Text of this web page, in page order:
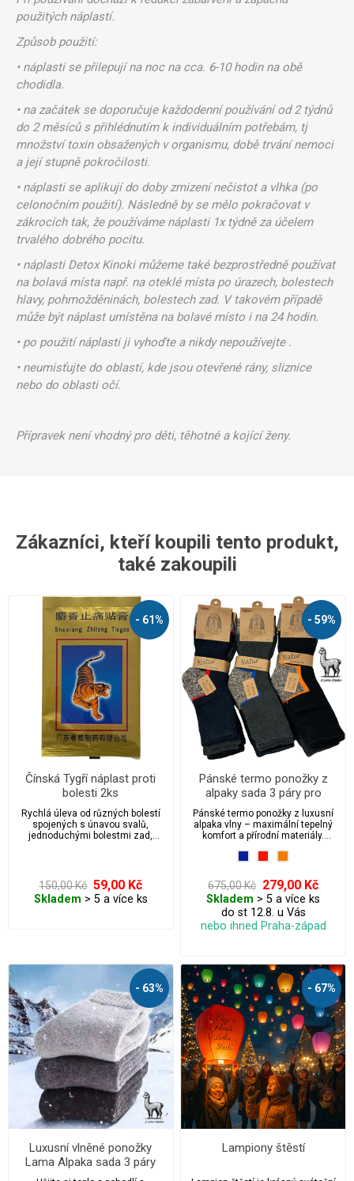
použitých náplastí.
Způsob použití:
• náplasti se přilepují na noc na cca. 6-10 hodin na obě
chodidla.
• na začátek se doporučuje každodenní používání od 2 týdnů
do 2 měsíců s přihlédnutím k individuálním potřebám, tj
množství toxin obsažených v organismu, době trvání nemoci
a její stupně pokročilosti.
• náplasti se aplikují do doby zmizení nečistot a vlhka (po
celonočním použití). Následně by se mělo pokračovat v
zákrocích tak, že používáme náplasti 1x týdně za účelem
trvalého dobrého pocitu.
• náplasti Detox Kinoki můžeme také bezprostředně používat
na bolavá místa např. na oteklé místa po úrazech, bolestech
hlavy, pohmožděninách, bolestech zad. V takovém případě
může být náplast umístěna na bolavé místo i na 24 hodin.
• po použití náplasti ji vyhoďte a nikdy nepoužívejte .
• neumisťujte do oblastí, kde jsou otevřené rány, sliznice
nebo do oblasti očí.
Přípravek není vhodný pro děti, těhotné a kojící ženy.
Zákazníci, kteří koupili tento produkt,
také zakoupili
- 61%
Čínská Tygří náplast proti
bolesti 2ks
Rychlá úleva od různých bolestí
spojených s únavou svalů,
jednoduchými bolestmi zad,
vyzkoušení nalepit na nos skvěle
uleví při dýchání.
150,00 Kč 59,00 Kč
Skladem > 5 a více ks
- 59%
Pánské termo ponožky z
alpaky sada 3 páry pro
outdoorové aktivity
Pánské termo ponožky z luxusní
alpaka vlny – maximální tepelný
komfort a přírodní materiály.
každodenní nošení.
pohodlné. Perfektní volba pro
moderního muže, který hledá
kvalitu a styl.
675,00 Kč 279,00 Kč
Skladem > 5 a více ks
do st 12.8. u Vás
nebo ihned Praha-západ
- 63%
Luxusní vlněné ponožky
Lama Alpaka sada 3 páry
dámské
- 67%
Lampiony štěstí